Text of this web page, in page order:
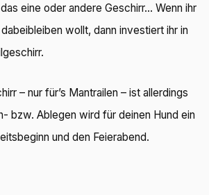
eine oder andere Geschirr… Wenn ihr
wollt, dann investiert ihr in
– nur für’s Mantrailen – ist allerdings
bzw. Ablegen wird für deinen Hund ein
und den Feierabend.